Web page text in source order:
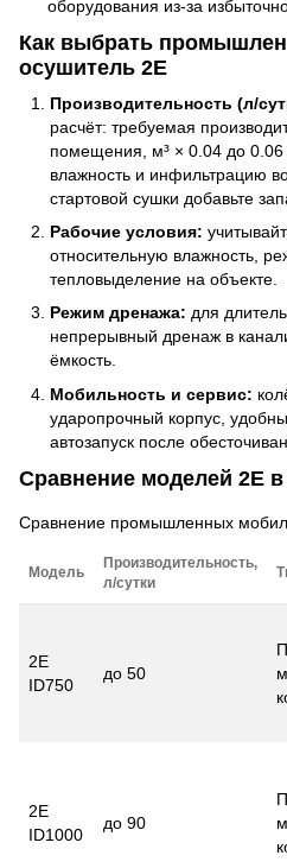
оборудования из-за
Как выбрать
осушитель 2E
Производительность (л/
расчёт: требуемая
помещения, м³ × 0.04 до 0.06
влажность и инфильтрацию
стартовой сушки добавьте
Рабочие условия:
относительную влажность,
тепловыделение на объекте.
Режим дренажа: для
непрерывный дренаж в
ёмкость.
Мобильность и сервис:
ударопрочный корпус,
автозапуск после
Сравнение моделей 2E в
Сравнение промышленных
Модель
Производительность,
л/сутки
2E
ID750
до 50
2E
ID1000
до 90